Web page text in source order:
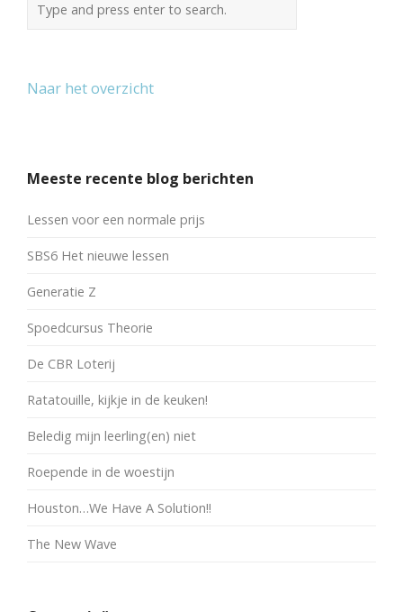
Naar het overzicht
Meeste recente blog berichten
Lessen voor een normale prijs
SBS6 Het nieuwe lessen
Generatie Z
Spoedcursus Theorie
De CBR Loterij
Ratatouille, kijkje in de keuken!
Beledig mijn leerling(en) niet
Roepende in de woestijn
Houston…We Have A Solution!!
The New Wave